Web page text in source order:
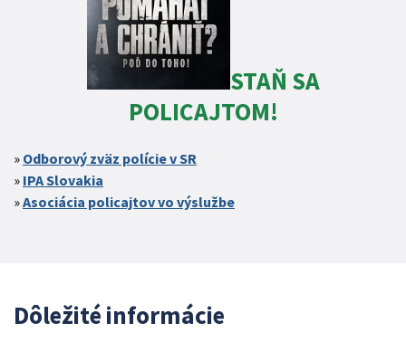
STAŇ SA
POLICAJTOM!
Odborový zväz polície v SR
IPA Slovakia
Asociácia policajtov vo výslužbe
Dôležité informácie